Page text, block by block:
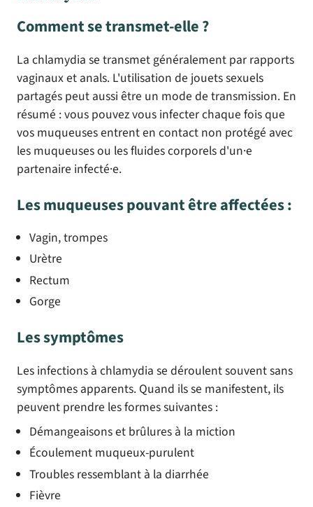
Comment se transmet-elle ?
La chlamydia se transmet généralement par rapports
vaginaux et anals. L'utilisation de jouets sexuels
partagés peut aussi être un mode de transmission. En
résumé : vous pouvez vous infecter chaque fois que
vos muqueuses entrent en contact non protégé avec
les muqueuses ou les fluides corporels d'un·e
partenaire infecté·e.
Les muqueuses pouvant être affectées :
Vagin, trompes
Urètre
Rectum
Gorge
Les symptômes
Les infections à chlamydia se déroulent souvent sans
symptômes apparents. Quand ils se manifestent, ils
peuvent prendre les formes suivantes :
Démangeaisons et brûlures à la miction
Écoulement muqueux-purulent
Troubles ressemblant à la diarrhée
Fièvre